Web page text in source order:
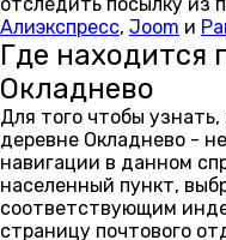
Алиэкспресс, Joom и
Где находится
Окладнево
Для того чтобы
деревне Окладнево -
навигации в данном
населенный пункт,
соответствующим
страницу почтового